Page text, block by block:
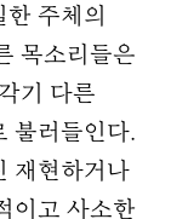
주체의
목소리들은
기 다른
불러들인다.
재현하거나
이고 사소한